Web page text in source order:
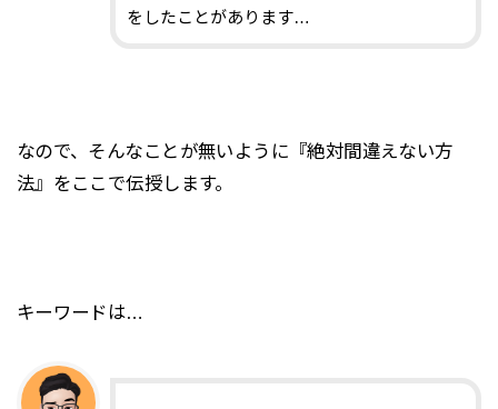
をしたことがあります…
なので、そんなことが無いように『絶対間違えない方
法』をここで伝授します。
キーワードは…